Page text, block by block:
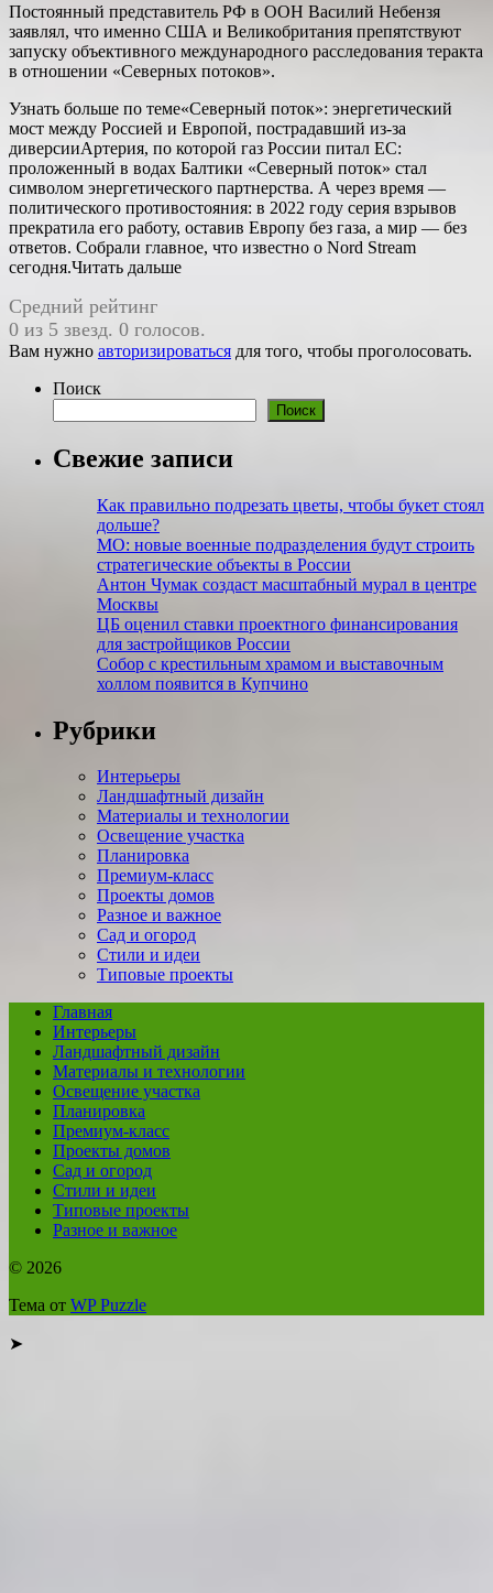
Постоянный представитель РФ в ООН Василий Небензя
заявлял, что именно США и Великобритания препятствуют
запуску объективного международного расследования теракта
в отношении «Северных потоков».
Узнать больше по теме«Северный поток»: энергетический
мост между Россией и Европой, пострадавший из-за
диверсииАртерия, по которой газ России питал ЕС:
проложенный в водах Балтики «Северный поток» стал
символом энергетического партнерства. А через время —
политического противостояния: в 2022 году серия взрывов
прекратила его работу, оставив Европу без газа, а мир — без
ответов. Собрали главное, что известно о Nord Stream
сегодня.Читать дальше
Средний рейтинг
0 из 5 звезд. 0 голосов.
Вам нужно авторизироваться для того, чтобы проголосовать.
Поиск
Поиск
Свежие записи
Как правильно под­ре­зать цветы, чтобы букет стоял
дольше?
МО: новые военные подразделения будут строить
стратегические объекты в России
Антон Чумак создаст масштабный мурал в центре
Москвы
ЦБ оценил ставки проектного финансирования
для застройщиков России
Собор с крестильным храмом и выставочным
холлом появится в Купчино
Рубрики
Интерьеры
Ландшафтный дизайн
Материалы и технологии
Освещение участка
Планировка
Премиум-класс
Проекты домов
Разное и важное
Сад и огород
Стили и идеи
Типовые проекты
Главная
Интерьеры
Ландшафтный дизайн
Материалы и технологии
Освещение участка
Планировка
Премиум-класс
Проекты домов
Сад и огород
Стили и идеи
Типовые проекты
Разное и важное
© 2026
Тема от WP Puzzle
➤